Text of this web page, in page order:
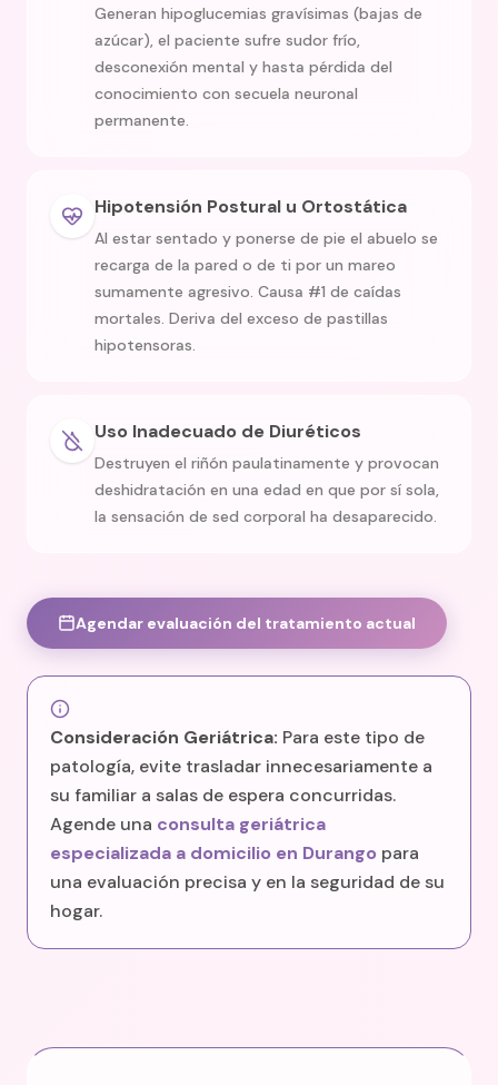
Generan hipoglucemias gravísimas (bajas de
azúcar), el paciente sufre sudor frío,
desconexión mental y hasta pérdida del
conocimiento con secuela neuronal
permanente.
Hipotensión Postural u Ortostática
Al estar sentado y ponerse de pie el abuelo se
recarga de la pared o de ti por un mareo
sumamente agresivo. Causa #1 de caídas
mortales. Deriva del exceso de pastillas
hipotensoras.
Uso Inadecuado de Diuréticos
Destruyen el riñón paulatinamente y provocan
deshidratación en una edad en que por sí sola,
la sensación de sed corporal ha desaparecido.
Agendar evaluación del tratamiento actual
Consideración Geriátrica: Para este tipo de
patología, evite trasladar innecesariamente a
su familiar a salas de espera concurridas.
Agende una consulta geriátrica
especializada a domicilio en Durango para
una evaluación precisa y en la seguridad de su
hogar.